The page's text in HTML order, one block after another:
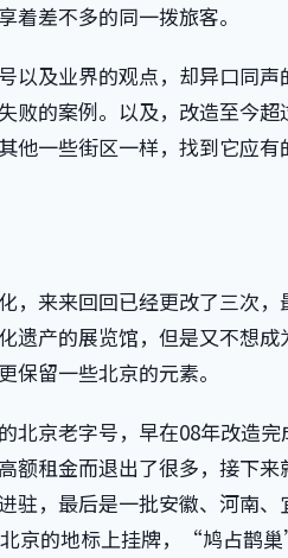
着差不多的同一拨旅客。
以及业界的观点，却异口同声
败的案例。以及，改造至今超
他一些街区一样，找到它应有
，来来回回已经更改了三次，
遗产的展览馆，但是又不想成
保留一些北京的元素。
北京老字号，早在08年改造完
额租金而退出了很多，接下来
驻，最后是一批安徽、河南、
京的地标上挂牌，“鸠占鹊